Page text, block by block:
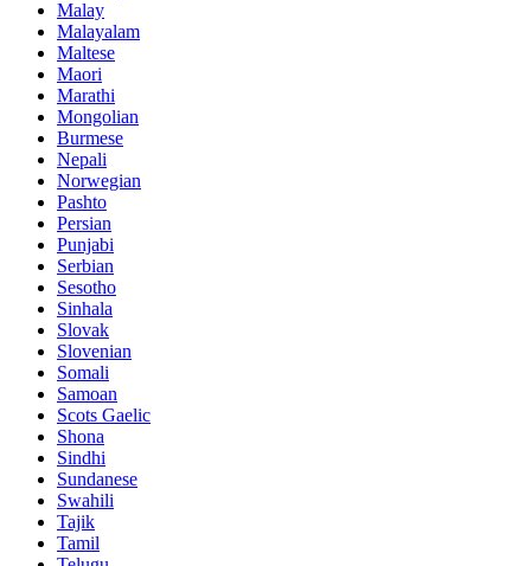
Malay
Malayalam
Maltese
Maori
Marathi
Mongolian
Burmese
Nepali
Norwegian
Pashto
Persian
Punjabi
Serbian
Sesotho
Sinhala
Slovak
Slovenian
Somali
Samoan
Scots Gaelic
Shona
Sindhi
Sundanese
Swahili
Tajik
Tamil